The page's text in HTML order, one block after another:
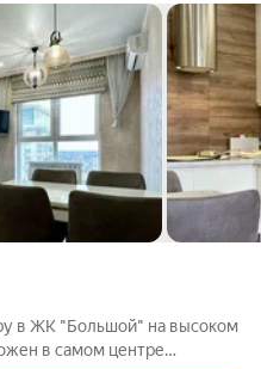
в ЖК "Большой" на высоком
в самом центре